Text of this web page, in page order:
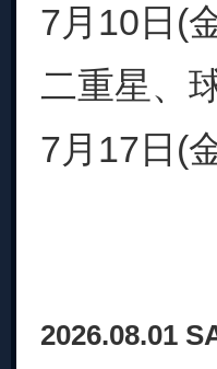
7月10日(
二重星、
7月17日(
2026.08.01